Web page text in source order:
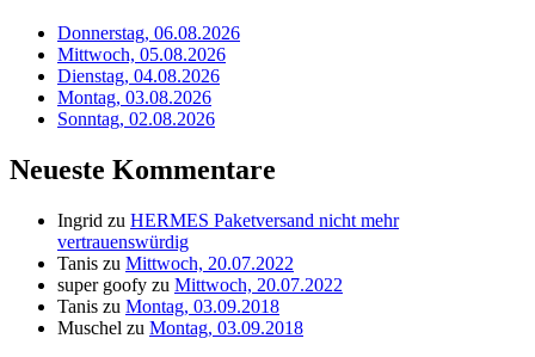
Donnerstag, 06.08.2026
Mittwoch, 05.08.2026
Dienstag, 04.08.2026
Montag, 03.08.2026
Sonntag, 02.08.2026
Neueste Kommentare
Ingrid zu HERMES Paketversand nicht mehr
vertrauenswürdig
Tanis zu Mittwoch, 20.07.2022
super goofy zu Mittwoch, 20.07.2022
Tanis zu Montag, 03.09.2018
Muschel zu Montag, 03.09.2018